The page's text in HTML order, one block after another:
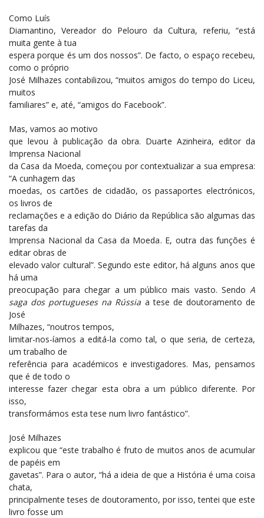
Como Luís
Diamantino, Vereador do Pelouro da Cultura, referiu, “está
muita gente à tua
espera porque és um dos nossos”. De facto, o espaço recebeu,
como o próprio
José Milhazes contabilizou, “muitos amigos do tempo do Liceu,
muitos
familiares” e, até, “amigos do Facebook”.
Mas, vamos ao motivo
que levou à publicação da obra. Duarte Azinheira, editor da
Imprensa Nacional
da Casa da Moeda, começou por contextualizar a sua empresa:
“A cunhagem das
moedas, os cartões de cidadão, os passaportes electrónicos,
os livros de
reclamações e a edição do Diário da República são algumas das
tarefas da
Imprensa Nacional da Casa da Moeda. E, outra das funções é
editar obras de
elevado valor cultural”. Segundo este editor, há alguns anos que
há uma
preocupação para chegar a um público mais vasto. Sendo A
saga dos portugueses na Rússia a tese de doutoramento de
José
Milhazes, “noutros tempos,
limitar-nos-íamos a editá-la como tal, o que seria, de certeza,
um trabalho de
referência para académicos e investigadores. Mas, pensamos
que é de todo o
interesse fazer chegar esta obra a um público diferente. Por
isso,
transformámos esta tese num livro fantástico”.
José Milhazes
explicou que “este trabalho é fruto de muitos anos de acumular
de papéis em
gavetas”. Para o autor, “há a ideia de que a História é uma coisa
chata,
principalmente teses de doutoramento, por isso, tentei que este
livro fosse um